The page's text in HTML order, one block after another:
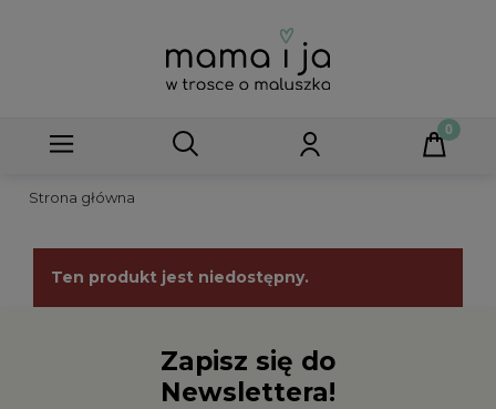
Strona główna
Ten produkt jest niedostępny.
Zapisz się do
Newslettera!